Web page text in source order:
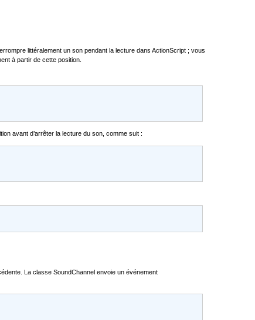
littéralement un son pendant la lecture dans ActionScript ; vous
à partir de cette position.
avant d’arrêter la lecture du son, comme suit :
La classe SoundChannel envoie un événement